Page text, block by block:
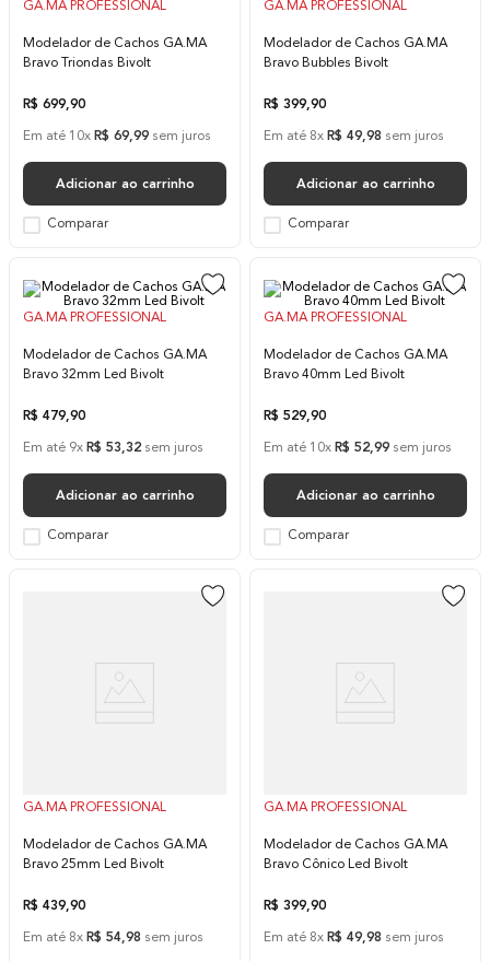
GA.MA PROFESSIONAL
Modelador de Cachos GA.MA
Bravo Triondas Bivolt
R$ 699,90
Em até 10x R$ 69,99 sem juros
Adicionar ao carrinho
Comparar
GA.MA PROFESSIONAL
Modelador de Cachos GA.MA
Bravo Bubbles Bivolt
R$ 399,90
Em até 8x R$ 49,98 sem juros
Adicionar ao carrinho
Comparar
GA.MA PROFESSIONAL
Modelador de Cachos GA.MA
Bravo 32mm Led Bivolt
R$ 479,90
Em até 9x R$ 53,32sem juros
Adicionar ao carrinho
Comparar
GA.MA PROFESSIONAL
Modelador de Cachos GA.MA
Bravo 40mm Led Bivolt
R$ 529,90
Em até 10x R$ 52,99 sem juros
Adicionar ao carrinho
Comparar
GA.MA PROFESSIONAL
Modelador de Cachos GA.MA
Bravo 25mm Led Bivolt
R$ 439,90
Em até 8x R$ 54,98 sem juros
GA.MA PROFESSIONAL
Modelador de Cachos GA.MA
Bravo Cônico Led Bivolt
R$ 399,90
Em até 8x R$ 49,98 sem juros